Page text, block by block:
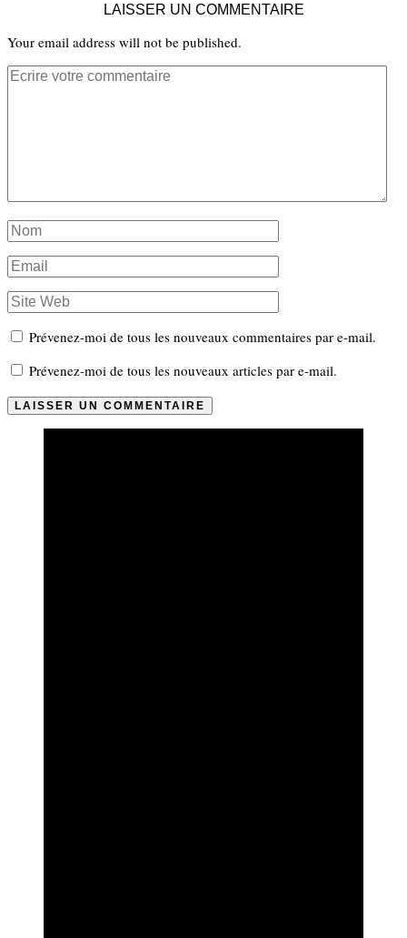
LAISSER UN COMMENTAIRE
Your email address will not be published.
Prévenez-moi de tous les nouveaux commentaires par e-mail.
Prévenez-moi de tous les nouveaux articles par e-mail.